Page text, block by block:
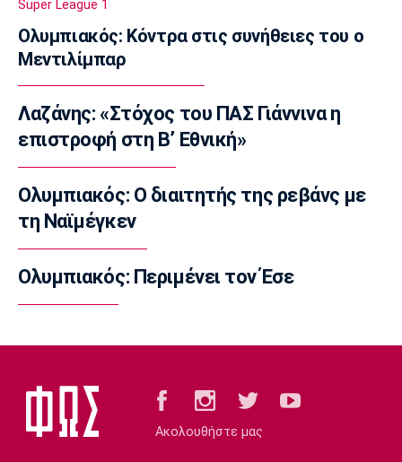
Πρόταση του Βαγγέλη Μαρινάκη στον Ζοφρέ
Μονκαντά
10:00
Φωτιά στην Βοιωτία: Προφυλακιστέοι ο
δήμαρχος Στυλίδας, ο εργολάβος και ο
ιδιοκτήτης εταιρείας
Μπάσκετ Ελλάδα
Κολοσσός: Τι ισχύει για τα ευρωπαϊκά
εισιτήρια διαρκείας
09:40
Ποδόσφαιρο - Διεθνή
Ζεσούς
Μπάσκετ
Στη Γαλατασαράι ο Άλεν Σμάιλαγκιτς
Super League 1
Ολυμπιακός: Κόντρα στις συνήθειες του ο
Μεντιλίμπαρ
Λαζάνης: «Στόχος του ΠΑΣ Γιάννινα η
επιστροφή στη Β’ Εθνική»
Ολυμπιακός: Ο διαιτητής της ρεβάνς με
τη Ναϊμέγκεν
Ολυμπιακός: Περιμένει τον Έσε
Ακολουθήστε μας